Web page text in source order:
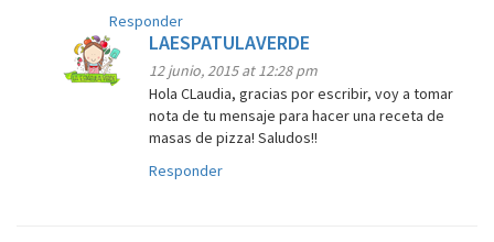
Responder
LAESPATULAVERDE
12 junio, 2015 at 12:28 pm
Hola CLaudia, gracias por escribir, voy a tomar
nota de tu mensaje para hacer una receta de
masas de pizza! Saludos!!
Responder